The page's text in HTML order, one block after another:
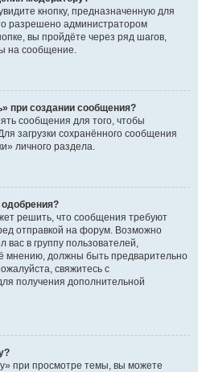
кнопку, предназначенную для
разрешено администратором
вы пройдёте через ряд шагов,
на сообщение.
при создании сообщения?
сообщения для того, чтобы
загрузки сохранённого сообщения
личного раздела.
решить, что сообщения требуют
отправкой на форум. Возможно
вас в группу пользователей,
мнению, должны быть предварительно
свяжитесь с
получения дополнительной
при просмотре темы, вы можете